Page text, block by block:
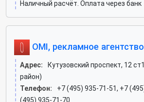
Наличный расчёт. Оплата через банк
OMI, рекламное агентство
Адрес:
Кутузовский проспект, 12
район)
Телефон:
+7 (495) 935-71-51, +7
(495) 935-71-70